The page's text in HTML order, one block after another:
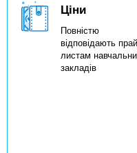
Ціни
Повністю
відповідають
листам
закладів